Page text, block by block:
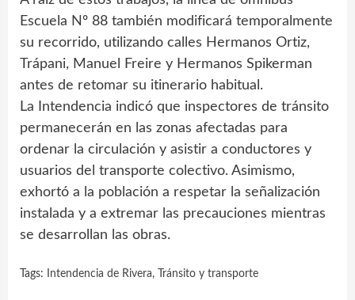
Escuela Nº 88 también modificará temporalmente
su recorrido, utilizando calles Hermanos Ortiz,
Trápani, Manuel Freire y Hermanos Spikerman
antes de retomar su itinerario habitual.
La Intendencia indicó que inspectores de tránsito
permanecerán en las zonas afectadas para
ordenar la circulación y asistir a conductores y
usuarios del transporte colectivo. Asimismo,
exhortó a la población a respetar la señalización
instalada y a extremar las precauciones mientras
se desarrollan las obras.
Tags: Intendencia de Rivera, Tránsito y transporte